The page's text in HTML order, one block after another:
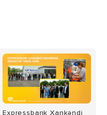
Expressbank Xankəndi